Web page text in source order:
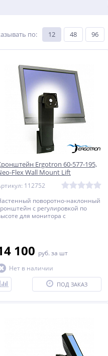
по: 12 48 96
Ergotron 60-577-195,
Flex Wall Mount Lift
112752
поворотно-наклонный
c регулировкой по
для монитора с
100 руб. за шт
Нет в наличии
ПОД ЗАКАЗ